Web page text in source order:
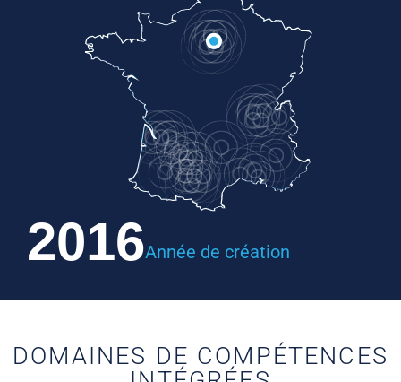
2016Année de création
DOMAINES DE COMPÉTENCES